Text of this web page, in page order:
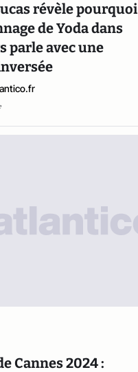
révèle pourquoi
de Yoda dans
parle avec une
Cannes 2024 :